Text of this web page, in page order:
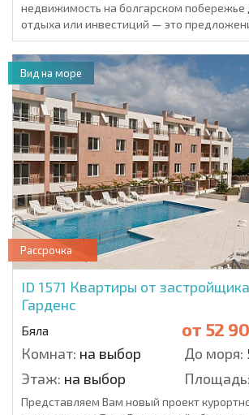
недвижимость на болгарском побережье
отдыха или инвестиций — это
Рассрочка
ID 1571 Квартиры от
Гарденс
Бяла от 52
Комнат: на выбор До моря:
Этаж: на выбор Площадь:
Вид на море
Представляем Вам новый проект